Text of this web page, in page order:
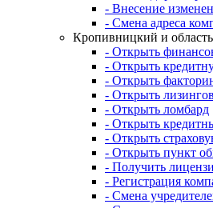
- Внесение
- Смена адреса
Кропивницкий и область
- Открыть
- Открыть
- Открыть
- Открыть
- Открыть ломбард
- Открыть
- Открыть
- Открыть пункт
- Получить
- Регистрация
- Смена